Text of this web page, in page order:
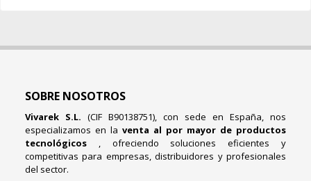
SOBRE NOSOTROS
Vivarek S.L. (CIF B90138751), con sede en España, nos
especializamos en la venta al por mayor de productos
tecnológicos , ofreciendo soluciones eficientes y
competitivas para empresas, distribuidores y profesionales
del sector.